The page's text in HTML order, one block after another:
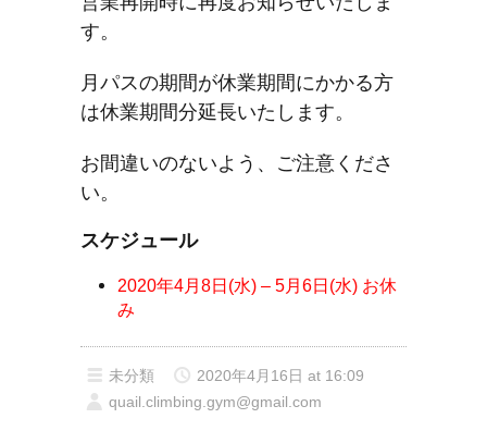
す。
月パスの期間が休業期間にかかる方
は休業期間分延長いたします。
お間違いのないよう、ご注意くださ
い。
スケジュール
2020年4月8日(水) – 5月6日(水) お休
み
未分類
2020年4月16日 at 16:09
quail.climbing.gym@gmail.com